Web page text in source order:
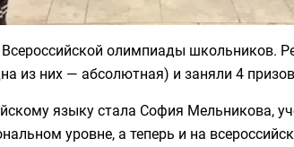
олимпиады школьников.
из них — абсолютная) и заняли 4
языку стала София Мельникова,
уровне, а теперь и на